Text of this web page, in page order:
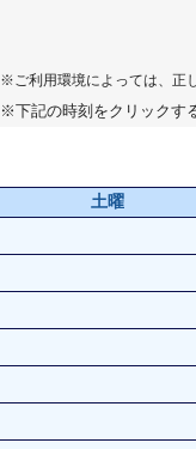
※ご利用環境によっては、正
※下記の時刻をクリックす
土曜